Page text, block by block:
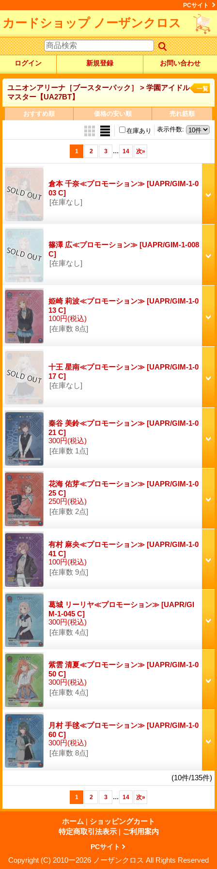
PCサイト
カードショップ ノーザンクロス
ログイン 新規登録 お問い合わせ
ユニオンアリーナ［ブースターパック］ > 学園アイドル
マスター【UA27BT】
一覧
おすすめ順 価格の安い順 売れ筋順
表示件数:
在庫あり
1 2 3 ... 14 次»
倉本 千奈≪プロモーション≫ [UAPR/GIM-1-0
03 C]
[在庫なし]
篠澤 広≪プロモーション≫ [UAPR/GIM-1-008
C]
[在庫なし]
姫崎 莉波≪プロモーション≫ [UAPR/GIM-1-0
13 C]
100円(税込)
[在庫数 8点]
十王 星南≪プロモーション≫ [UAPR/GIM-1-0
17 C]
[在庫なし]
秦谷 美鈴≪プロモーション≫ [UAPR/GIM-1-0
21 C]
300円(税込)
[在庫数 1点]
花海 佑芽≪プロモーション≫ [UAPR/GIM-1-0
25 C]
250円(税込)
[在庫数 2点]
有村 麻央≪プロモーション≫ [UAPR/GIM-1-0
41 C]
100円(税込)
[在庫数 9点]
葛城 リーリヤ≪プロモーション≫ [UAPR/GI
M-1-045 C]
300円(税込)
[在庫数 4点]
紫雲 清夏≪プロモーション≫ [UAPR/GIM-1-0
50 C]
300円(税込)
[在庫数 4点]
月村 手毬≪プロモーション≫ [UAPR/GIM-1-0
60 C]
300円(税込)
[在庫数 8点]
(10件/135件)
1 2 3 ... 14 次»
ホーム | ショッピングカート
特定商取引法表示 | ご利用案内
PCサイト
Copyright (C) 2010ー2026 ノーザンクロス All Rights Reserved